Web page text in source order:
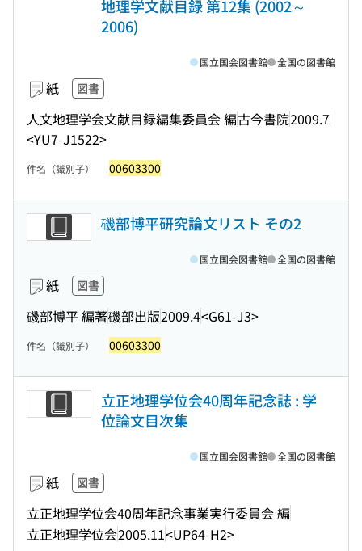
地理学文献目録 第12集 (2002～
2006)
紙 図書
人文地理学会文献目録編集委員会 編古今書院2009.7
<YU7-J1522>
国立国会図書館 全国の図書館
件名（識別子） 00603300
磯部博平研究論文リスト その2
紙 図書
磯部博平 編著磯部出版2009.4<G61-J3>
国立国会図書館 全国の図書館
件名（識別子） 00603300
立正地理学位会40周年記念誌 : 学
位論文目次集
紙 図書
立正地理学位会40周年記念事業実行委員会 編
立正地理学位会2005.11<UP64-H2>
国立国会図書館 全国の図書館